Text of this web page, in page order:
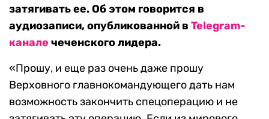
затягивать ее. Об этом говорится в
аудиозаписи, опубликованной в Telegram-
канале чеченского лидера.
«Прошу, и еще раз очень даже прошу
Верховного главнокомандующего дать нам
возможность закончить спецоперацию и не